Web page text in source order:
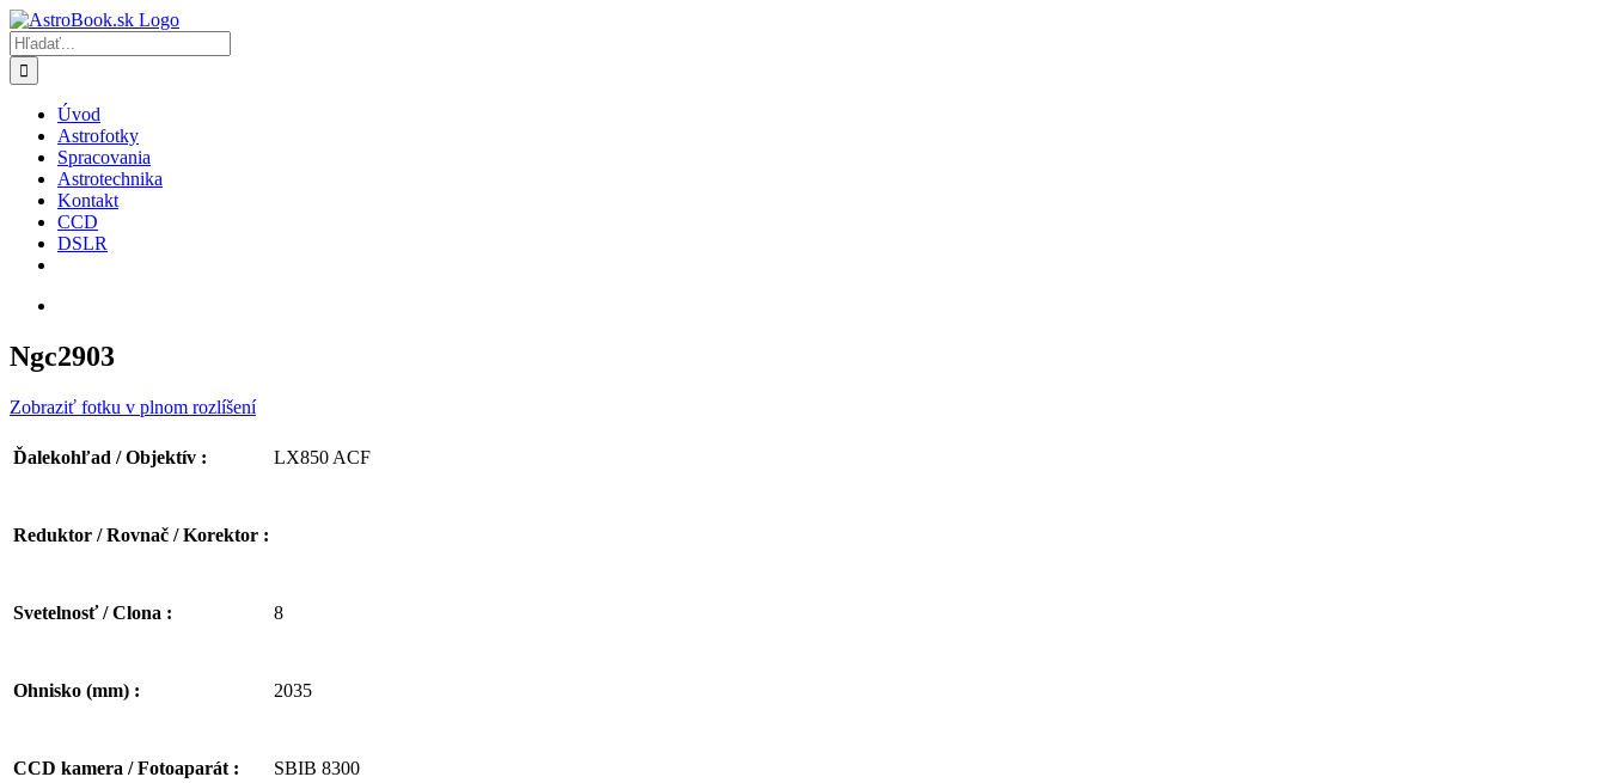
Skip
to
content
Hľadať:
Úvod
Astrofotky
Spracovania
Astrotechnika
Kontakt
CCD
DSLR
Ngc2903
Zobraziť fotku v plnom rozlíšení
Ďalekohľad / Objektív : LX850 ACF
Reduktor / Rovnač / Korektor :
Svetelnosť / Clona : 8
Ohnisko (mm) : 2035
CCD kamera / Fotoaparát : SBIB 8300